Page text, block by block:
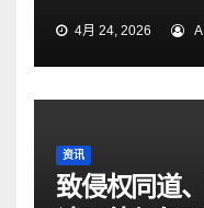
4月 24, 2026
资讯
致侵权同道